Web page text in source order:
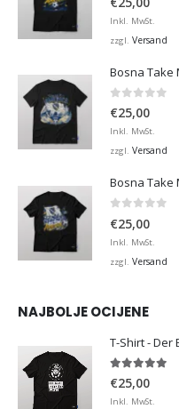
Inkl. MwSt.
zzgl. Versand
Bosna Take
0 von 5
€25,00
Inkl. MwSt.
zzgl. Versand
Bosna Take
€25,00
Inkl. MwSt.
zzgl. Versand
NAJBOLJE OCIJENE
T-Shirt - Der
5.00von 5
€25,00
Inkl. MwSt.